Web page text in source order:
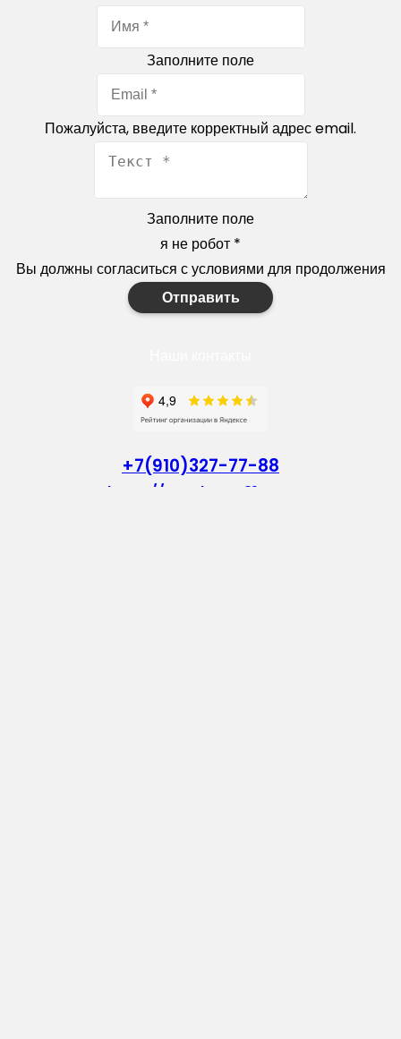
Заполните поле
Пожалуйста, введите корректный адрес email.
Заполните поле
я не робот *
Вы должны согласиться с условиями для продолжения
Отправить
+7(910)327-77-88
https://goodstroy31.com